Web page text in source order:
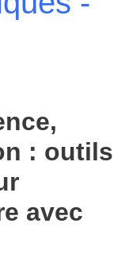
: outils
avec